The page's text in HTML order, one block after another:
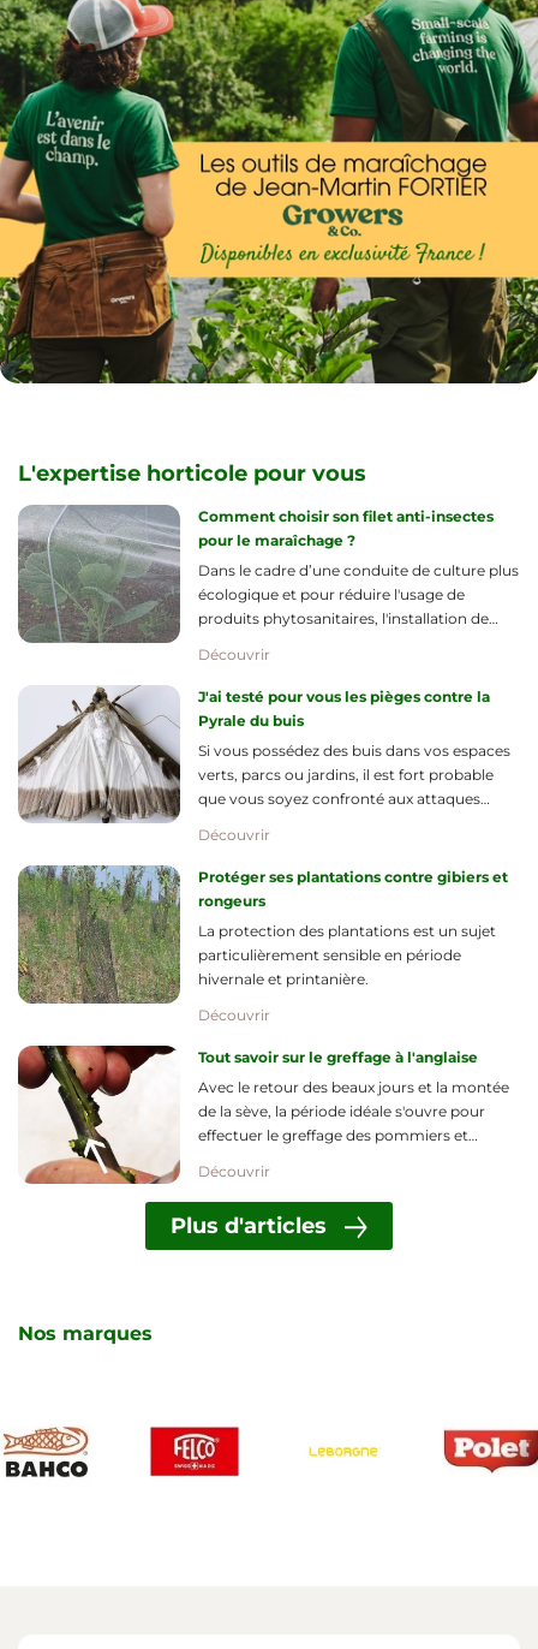
L'expertise horticole pour vous
Comment choisir son filet anti-insectes
pour le maraîchage ?
Dans le cadre d’une conduite de culture plus
écologique et pour réduire l'usage de
produits phytosanitaires, l'installation de
comme une solution technique
incontournable.
Découvrir
J'ai testé pour vous les pièges contre la
Pyrale du buis
Si vous possédez des buis dans vos espaces
verts, parcs ou jardins, il est fort probable
que vous soyez confronté aux attaques
Découvrir
Protéger ses plantations contre gibiers et
rongeurs
La protection des plantations est un sujet
particulièrement sensible en période
hivernale et printanière.
Découvrir
Tout savoir sur le greffage à l'anglaise
Avec le retour des beaux jours et la montée
de la sève, la période idéale s'ouvre pour
effectuer le greffage des pommiers et
Découvrir
Plus d'articles
Nos marques